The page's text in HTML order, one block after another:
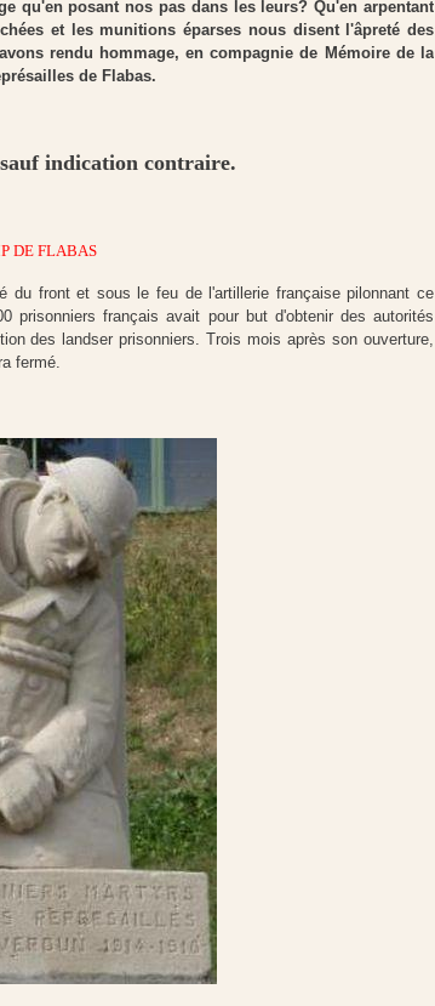
qu'en posant nos pas dans les leurs? Qu'en arpentant
et les munitions éparses nous disent l'âpreté des
rendu hommage, en compagnie de Mémoire de la
de Flabas.
sauf indication contraire.
DE FLABAS
du front et sous le feu de l'artillerie française pilonnant ce
prisonniers français avait pour but d'obtenir des autorités
des landser prisonniers. Trois mois après son ouverture,
fermé.